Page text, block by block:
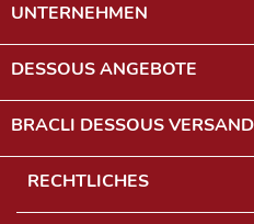
UNTERNEHMEN
DESSOUS ANGEBOTE
BRACLI DESSOUS VERSAND
RECHTLICHES